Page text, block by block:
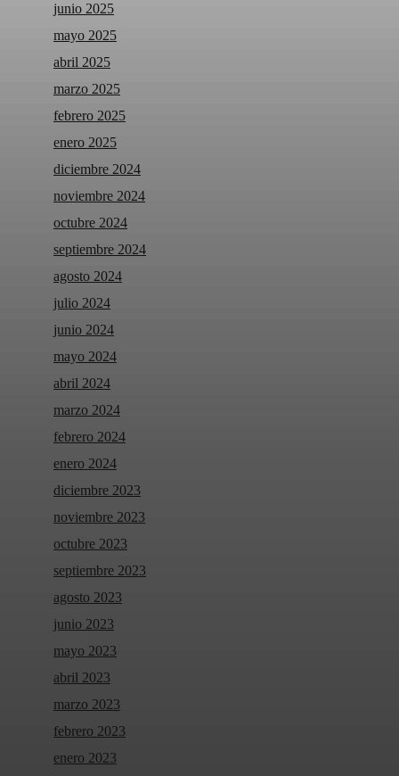
junio 2025
mayo 2025
abril 2025
marzo 2025
febrero 2025
enero 2025
diciembre 2024
noviembre 2024
octubre 2024
septiembre 2024
agosto 2024
julio 2024
junio 2024
mayo 2024
abril 2024
marzo 2024
febrero 2024
enero 2024
diciembre 2023
noviembre 2023
octubre 2023
septiembre 2023
agosto 2023
junio 2023
mayo 2023
abril 2023
marzo 2023
febrero 2023
enero 2023